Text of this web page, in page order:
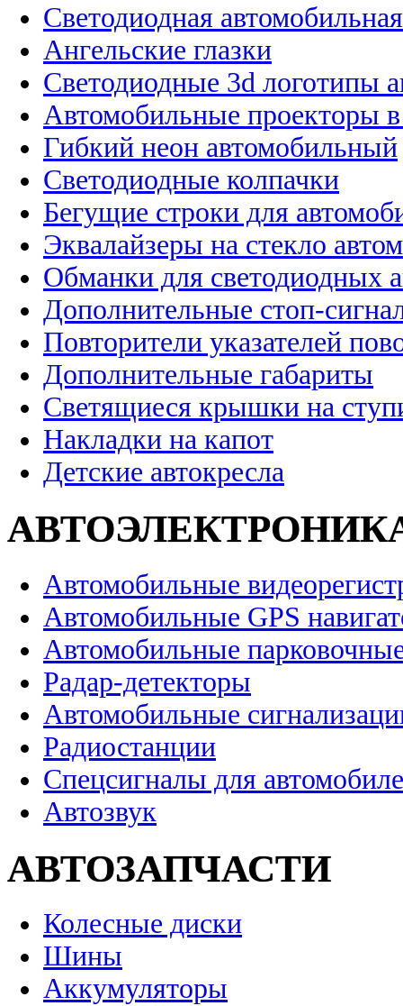
Светодиодная
Ангельские глазки
Светодиодные 3d логотипы
Автомобильные проекторы
Гибкий неон автомобильный
Светодиодные колпачки
Бегущие строки для
Эквалайзеры на стекло
Обманки для светодиодных
Дополнительные стоп-
Повторители указателей
Дополнительные габариты
Светящиеся крышки на
Накладки на капот
Детские автокресла
Автомобильные
Автомобильные GPS
Автомобильные
Радар-детекторы
Автомобильные
Радиостанции
Спецсигналы для
Автозвук
АВТОЗАПЧАСТИ
Колесные диски
Шины
Аккумуляторы